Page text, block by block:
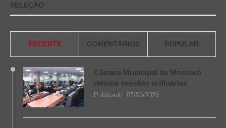
SELEÇÃO
RECENTE COMENTÁRIOS POPULAR
Câmara Municipal de Mossoró
retoma sessões ordinárias
Publicado: 07/08/2026